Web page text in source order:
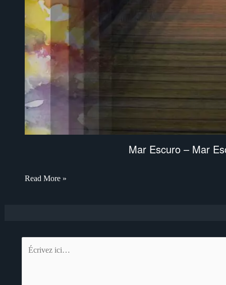
Mar Escuro – Mar
Read More »
ici…